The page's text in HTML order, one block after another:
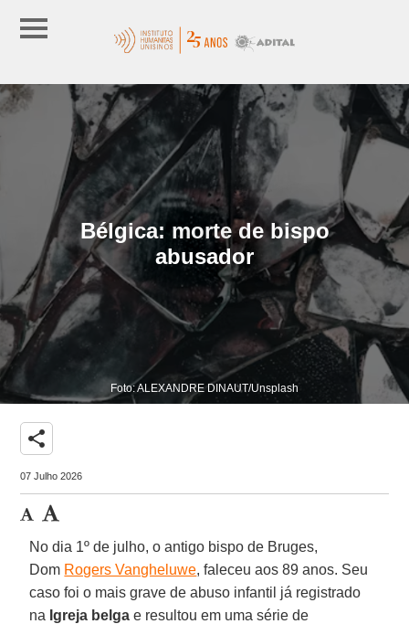
Bélgica: morte de bispo
abusador
Foto: ALEXANDRE DINAUT/Unsplash
share
07 Julho 2026
No dia 1º de julho, o antigo bispo de Bruges,
Dom Rogers Vangheluwe, faleceu aos 89 anos. Seu
caso foi o mais grave de abuso infantil já registrado
na Igreja belga e resultou em uma série de